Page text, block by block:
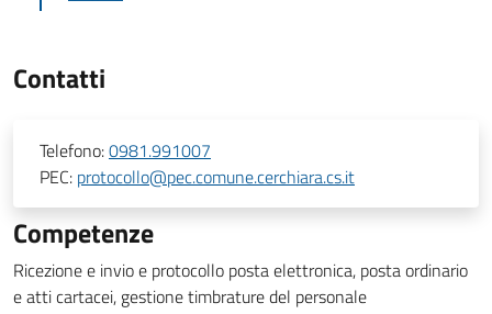
Contatti
Telefono:0981.991007
PEC: protocollo@pec.comune.cerchiara.cs.it
Competenze
Ricezione e invio e protocollo posta elettronica, posta ordinario
e atti cartacei, gestione timbrature del personale